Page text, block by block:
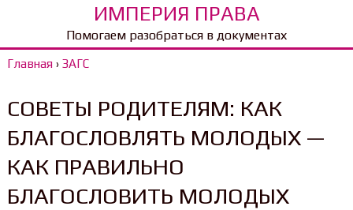
ИМПЕРИЯ ПРАВА
Помогаем разобраться в документах
Главная› ЗАГС
СОВЕТЫ РОДИТЕЛЯМ: КАК
БЛАГОСЛОВЛЯТЬ МОЛОДЫХ —
КАК ПРАВИЛЬНО
БЛАГОСЛОВИТЬ МОЛОДЫХ